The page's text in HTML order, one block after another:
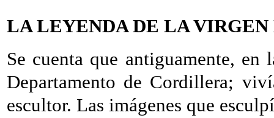
LA LEYENDA DE LA VIRGEN
Se cuenta que antiguamente,
Departamento de Cordillera;
escultor. Las imágenes que